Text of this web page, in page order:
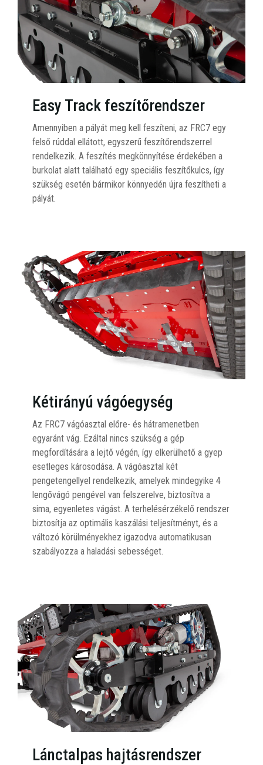
Easy Track feszítőrendszer
Amennyiben a pályát meg kell feszíteni, az FRC7 egy
felső rúddal ellátott, egyszerű feszítőrendszerrel
rendelkezik. A feszítés megkönnyítése érdekében a
burkolat alatt található egy speciális feszítőkulcs, így
szükség esetén bármikor könnyedén újra feszítheti a
pályát.
Kétirányú vágóegység
Az FRC7 vágóasztal előre- és hátramenetben
egyaránt vág. Ezáltal nincs szükség a gép
megfordítására a lejtő végén, így elkerülhető a gyep
esetleges károsodása. A vágóasztal két
pengetengellyel rendelkezik, amelyek mindegyike 4
lengővágó pengével van felszerelve, biztosítva a
sima, egyenletes vágást. A terhelésérzékelő rendszer
biztosítja az optimális kaszálási teljesítményt, és a
változó körülményekhez igazodva automatikusan
szabályozza a haladási sebességet.
Lánctalpas hajtásrendszer